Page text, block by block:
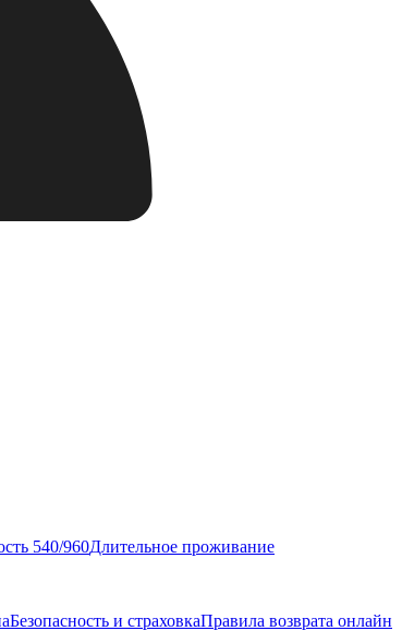
540/960Длительное проживание
Безопасность и страховкаПравила возврата онлайн